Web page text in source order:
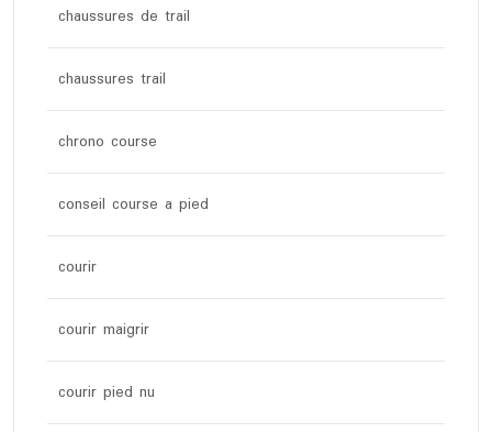
chaussures de trail
chaussures trail
chrono course
conseil course a pied
courir
courir maigrir
courir pied nu